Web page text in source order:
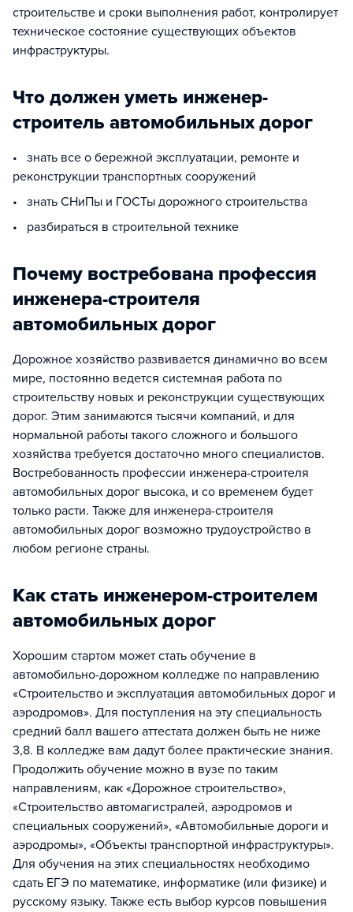
строительстве и сроки выполнения работ, контролирует
техническое состояние существующих объектов
инфраструктуры.
Что должен уметь инженер-
строитель автомобильных дорог
• знать все о бережной эксплуатации, ремонте и
реконструкции транспортных сооружений
• знать СНиПы и ГОСТы дорожного строительства
• разбираться в строительной технике
Почему востребована профессия
инженера-строителя
автомобильных дорог
Дорожное хозяйство развивается динамично во всем
мире, постоянно ведется системная работа по
строительству новых и реконструкции существующих
дорог. Этим занимаются тысячи компаний, и для
нормальной работы такого сложного и большого
хозяйства требуется достаточно много специалистов.
Востребованность профессии инженера-строителя
автомобильных дорог высока, и со временем будет
только расти. Также для инженера-строителя
автомобильных дорог возможно трудоустройство в
любом регионе страны.
Как стать инженером-строителем
автомобильных дорог
Хорошим стартом может стать обучение в
автомобильно-дорожном колледже по направлению
«Строительство и эксплуатация автомобильных дорог и
аэродромов». Для поступления на эту специальность
средний балл вашего аттестата должен быть не ниже
3,8. В колледже вам дадут более практические знания.
Продолжить обучение можно в вузе по таким
направлениям, как «Дорожное строительство»,
«Строительство автомагистралей, аэродромов и
специальных сооружений», «Автомобильные дороги и
аэродромы», «Объекты транспортной инфраструктуры».
Для обучения на этих специальностях необходимо
сдать ЕГЭ по математике, информатике (или физике) и
русскому языку. Также есть выбор курсов повышения